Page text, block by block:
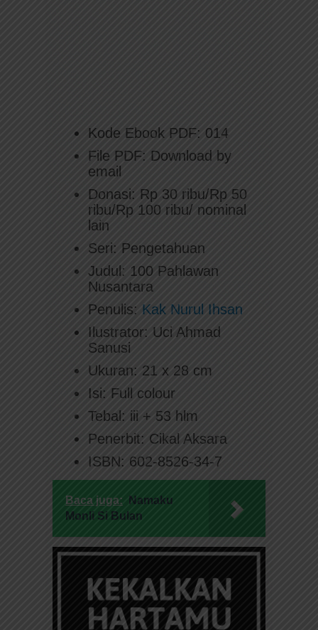
Kode Ebook PDF: 014
File PDF: Download by
email
Donasi: Rp 30 ribu/Rp 50
ribu/Rp 100 ribu/ nominal
lain
Seri: Pengetahuan
Judul: 100 Pahlawan
Nusantara
Penulis: Kak Nurul Ihsan
Ilustrator: Uci Ahmad
Sanusi
Ukuran: 21 x 28 cm
Isi: Full colour
Tebal: iii + 53 hlm
Penerbit: Cikal Aksara
ISBN: 602-8526-34-7
Baca juga:
Namaku
Monli Si Bulan